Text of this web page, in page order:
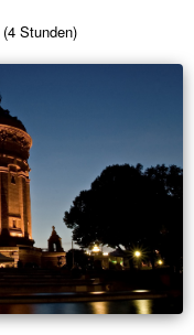
(4 Stunden)